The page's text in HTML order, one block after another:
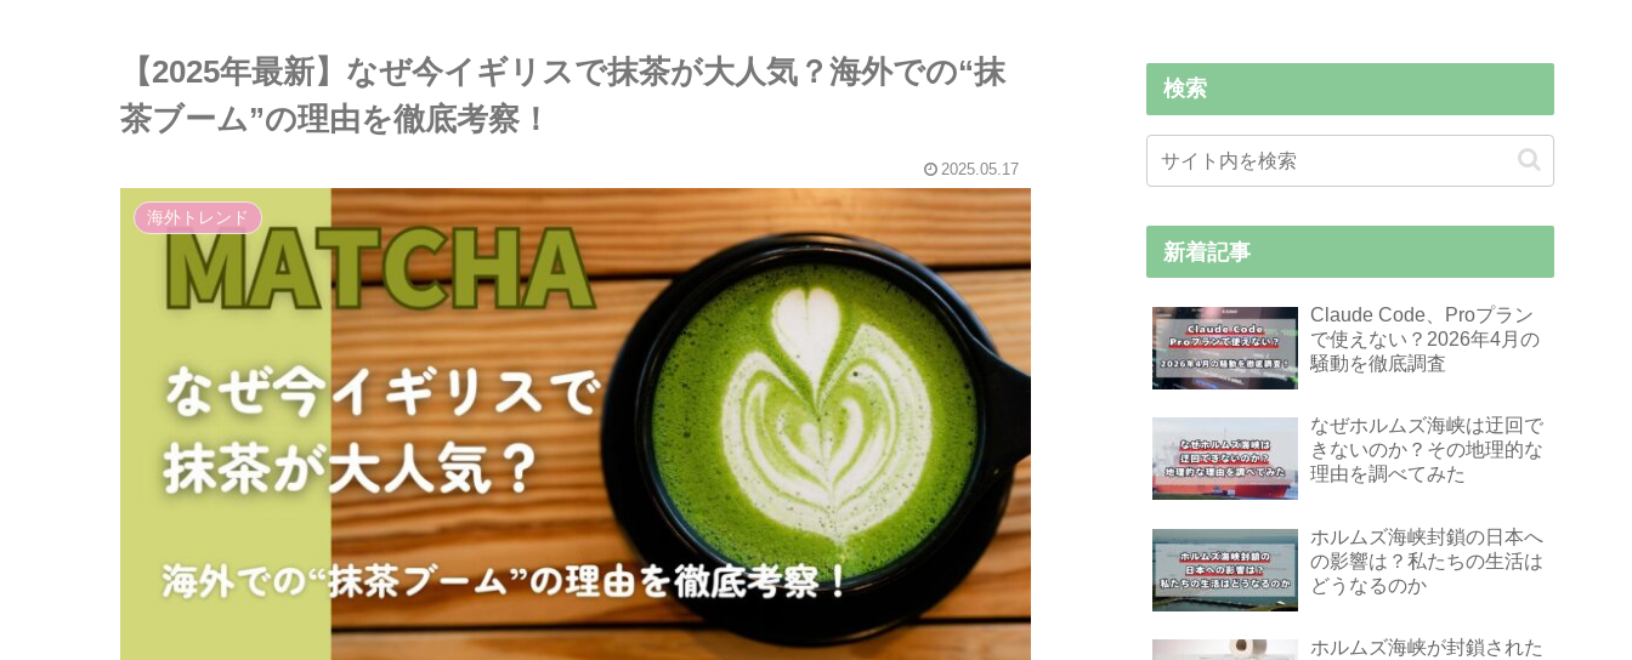
【2025年最新】なぜ今イギリスで抹茶が大人気？海外での“抹
茶ブーム”の理由を徹底考察！
2025.05.17
海外トレンド
検索
新着記事
Claude Code、Proプラン
で使えない？2026年4月の
騒動を徹底調査
なぜホルムズ海峡は迂回で
きないのか？その地理的な
理由を調べてみた
ホルムズ海峡封鎖の日本へ
の影響は？私たちの生活は
どうなるのか
ホルムズ海峡が封鎖された